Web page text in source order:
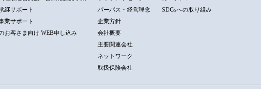
継サポート
業サポート
お客さま向け WEB申し込み
パーパス・経営理念
企業方針
会社概要
主要関連会社
ネットワーク
取扱保険会社
SDGsへの取り組み